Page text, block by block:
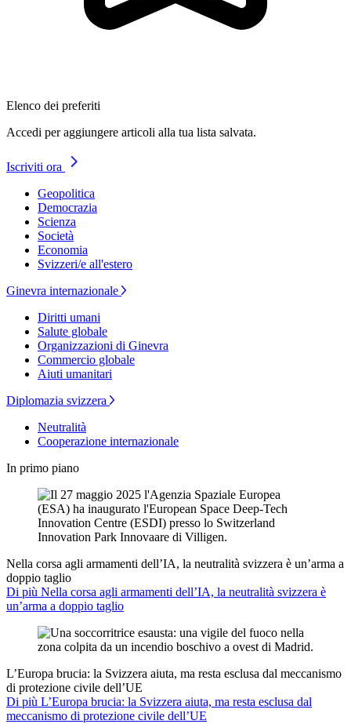
Elenco dei preferiti
Accedi per aggiungere articoli alla tua lista salvata.
Iscriviti ora
Geopolitica
Democrazia
Scienza
Società
Economia
Svizzeri/e all'estero
Ginevra internazionale
Diritti umani
Salute globale
Organizzazioni di Ginevra
Commercio globale
Aiuti umanitari
Diplomazia svizzera
Neutralità
Cooperazione internazionale
In primo piano
Nella corsa agli armamenti dell’IA, la neutralità svizzera è un’arma a
doppio taglio
Di più Nella corsa agli armamenti dell’IA, la neutralità svizzera è
un’arma a doppio taglio
L’Europa brucia: la Svizzera aiuta, ma resta esclusa dal meccanismo
di protezione civile dell’UE
Di più L’Europa brucia: la Svizzera aiuta, ma resta esclusa dal
meccanismo di protezione civile dell’UE